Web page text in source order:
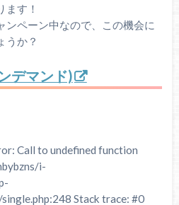
ます！
ンペーン中なので、この機会に
うか？
デマンド)
Call to undefined function
i-
Stack trace: #0